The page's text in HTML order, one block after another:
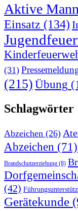
Aktive
Einsatz (134)
(31)
(215)Übung
Schlagwörter
Abzeichen (26)
Abzeichen (71)
Brandschutzerziehung (8)
(42)
Gerätekunde